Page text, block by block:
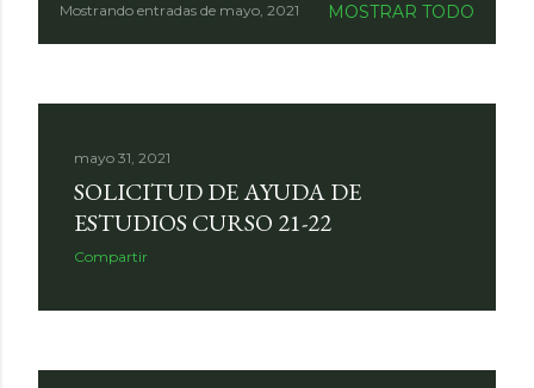
E
n
Mostrando entradas de mayo, 2021 MOSTRAR TODO
mayo 31, 2021
SOLICITUD DE AYUDA DE
ESTUDIOS CURSO 21-22
Compartir